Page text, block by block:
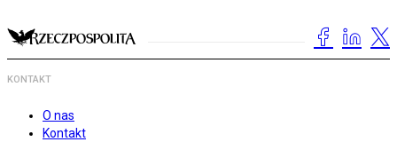
KONTAKT
O nas
Kontakt